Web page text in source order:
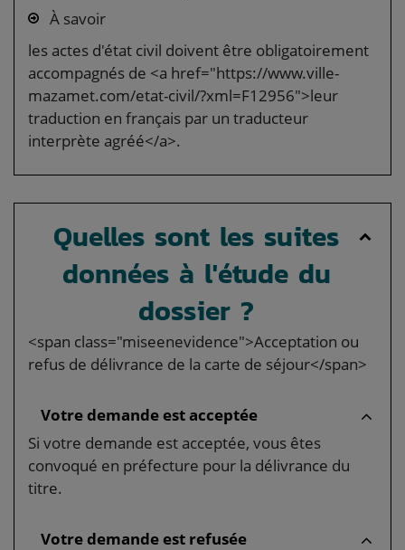
À savoir
les actes d'état civil doivent être obligatoirement
accompagnés de <a href="https://www.ville-
mazamet.com/etat-civil/?xml=F12956">leur
traduction en français par un traducteur
interprète agréé</a>.
Quelles sont les suites
données à l'étude du
dossier ?
<span class="miseenevidence">Acceptation ou
refus de délivrance de la carte de séjour</span>
Votre demande est acceptée
Si votre demande est acceptée, vous êtes
convoqué en préfecture pour la délivrance du
titre.
Votre demande est refusée